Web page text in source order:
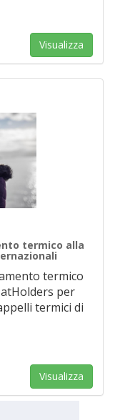
Visualizza
termico alla
termico
per
termici di
Visualizza